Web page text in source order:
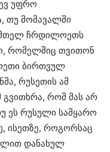
უფრო
თუ მომავალში
მთელ ჩრდილოეთს
რომელშიც თვითონ
ბირთვულ
რუსეთის ამ
გვითხრა, რომ მას არ
ეს რუსული სამყარო
ისეთზე, როგორსაც
დანახულ